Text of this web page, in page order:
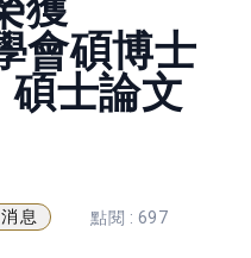
會碩博士
碩士論文
息 點閱 : 697